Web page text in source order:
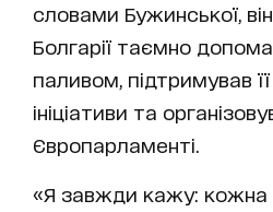
словами Бужинської,
Болгарії таємно
паливом, підтримував її
ініціативи та
Європарламенті.
«Я завжди кажу: кожна